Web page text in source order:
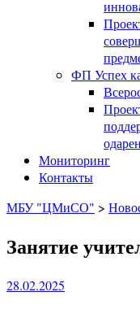
ФП Успех
Мониторинг
Контакты
МБУ "ЦМиСО" >
Занятие
28.02.2025